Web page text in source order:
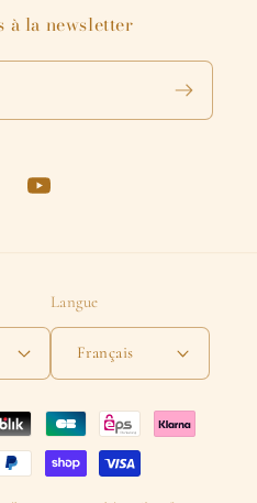
à la newsletter
YouTube
Langue
Français